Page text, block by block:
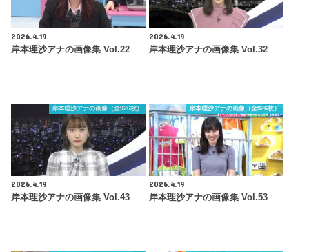
2026.4.19
岸本理沙アナの画像集 Vol.22
2026.4.19
岸本理沙アナの画像集 Vol.32
岸本理沙アナの画像（全926枚）
2026.4.19
岸本理沙アナの画像集 Vol.43
岸本理沙アナの画像（全926枚）
2026.4.19
岸本理沙アナの画像集 Vol.53